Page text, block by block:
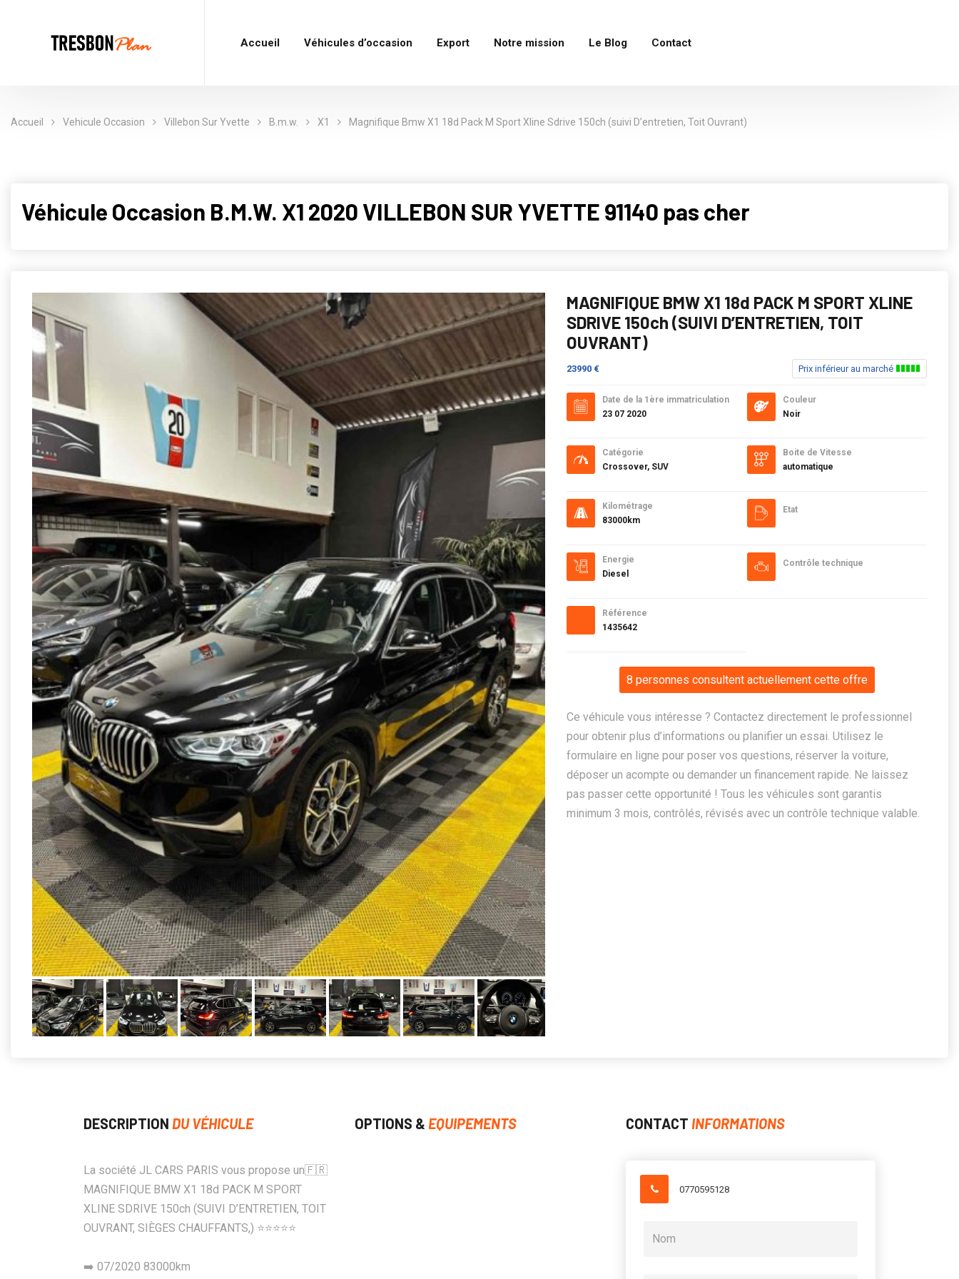
Accueil Véhicules d’occasion Export Notre mission Le Blog Contact
Accueil Vehicule Occasion Villebon Sur Yvette B.m.w. X1 Magnifique Bmw X1 18d Pack M Sport Xline Sdrive 150ch (suivi D’entretien, Toit Ouvrant)
Véhicule Occasion B.M.W. X1 2020 VILLEBON SUR YVETTE 91140 pas cher
MAGNIFIQUE BMW X1 18d PACK M SPORT XLINE
SDRIVE 150ch (SUIVI D’ENTRETIEN, TOIT
OUVRANT)
23990 € Prix inférieur au marché
Date de la 1ère immatriculation
23 07 2020
Catégorie
Crossover, SUV
Kilométrage
83000km
Energie
Diesel
Référence
1435642
Couleur
Noir
Boite de Vitesse
automatique
Etat
Contrôle technique
8 personnes consultent actuellement cette offre
Ce véhicule vous intéresse ? Contactez directement le professionnel
pour obtenir plus d’informations ou planifier un essai. Utilisez le
formulaire en ligne pour poser vos questions, réserver la voiture,
déposer un acompte ou demander un financement rapide. Ne laissez
pas passer cette opportunité ! Tous les véhicules sont garantis
minimum 3 mois, contrôlés, révisés avec un contrôle technique valable.
DESCRIPTION DU VÉHICULE
La société JL CARS PARIS vous propose un🇫🇷
MAGNIFIQUE BMW X1 18d PACK M SPORT
XLINE SDRIVE 150ch (SUIVI D’ENTRETIEN, TOIT
OUVRANT, SIÈGES CHAUFFANTS,) ⭐️⭐️⭐️⭐️⭐️
➡️ 07/2020 83000km
OPTIONS & EQUIPEMENTS CONTACT INFORMATIONS
0770595128